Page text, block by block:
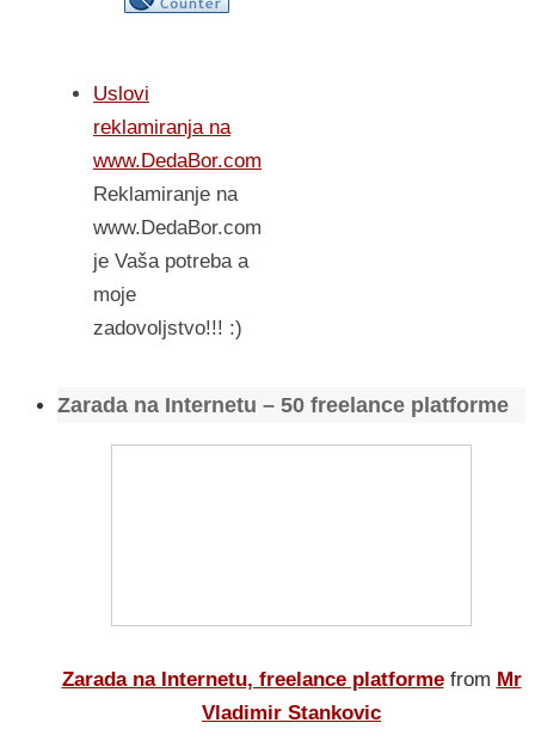
Uslovi
reklamiranja na
www.DedaBor.com
Reklamiranje na
www.DedaBor.com
je Vaša potreba a
moje
zadovoljstvo!!! :)
Zarada na Internetu – 50 freelance platforme
Zarada na Internetu, freelance platforme from Mr
Vladimir Stankovic